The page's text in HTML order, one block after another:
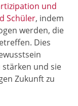
und
Schüler, indem
werden, die
Dies
und sie
Zukunft zu